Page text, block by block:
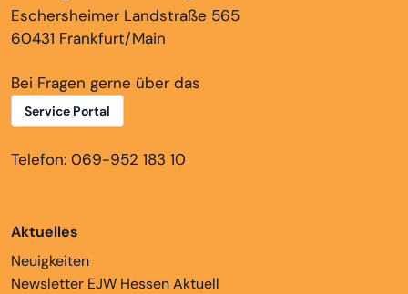
Eschersheimer Landstraße 565
60431 Frankfurt/Main
Bei Fragen gerne über das
Service Portal
Telefon: 069-952 183 10
Aktuelles
Neuigkeiten
Newsletter EJW Hessen Aktuell